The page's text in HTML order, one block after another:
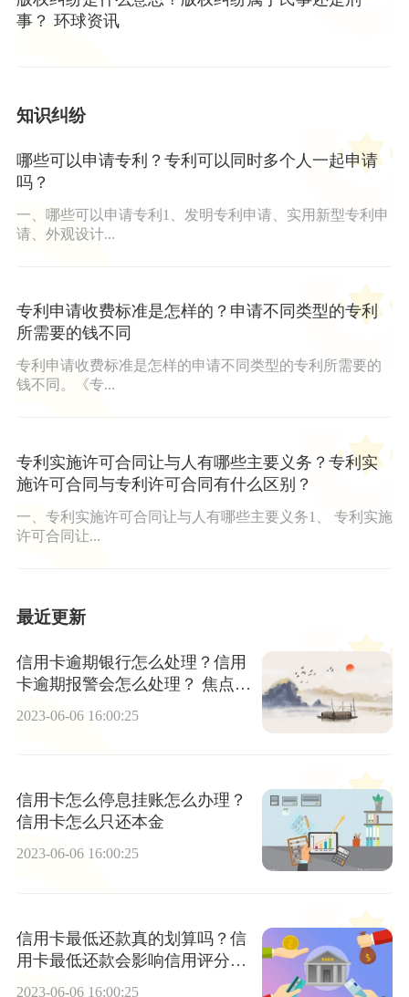
事？ 环球资讯
知识纠纷
哪些可以申请专利？专利可以同时多个人一起申请
吗？
一、哪些可以申请专利1、发明专利申请、实用新型专利申
请、外观设计...
专利申请收费标准是怎样的？申请不同类型的专利
所需要的钱不同
专利申请收费标准是怎样的申请不同类型的专利所需要的
钱不同。《专...
专利实施许可合同让与人有哪些主要义务？专利实
施许可合同与专利许可合同有什么区别？
一、专利实施许可合同让与人有哪些主要义务1、 专利实施
许可合同让...
最近更新
信用卡逾期银行怎么处理？信用
卡逾期报警会怎么处理？ 焦点短
2023-06-06 16:00:25
信用卡怎么停息挂账怎么办理？
信用卡怎么只还本金
2023-06-06 16:00:25
信用卡最低还款真的划算吗？信
用卡最低还款会影响信用评分
2023-06-06 16:00:25